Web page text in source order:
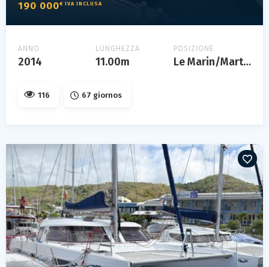
190 000€ IVA INCLUSA
ANNO
2014
LUNGHEZZA
11.00m
POSIZIONE
Le Marin/Martinique
116 67 giornos